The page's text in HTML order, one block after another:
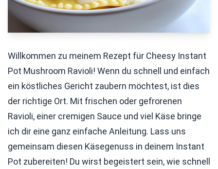
Willkommen zu meinem Rezept für Cheesy Instant
Pot Mushroom Ravioli! Wenn du schnell und einfach
ein köstliches Gericht zaubern möchtest, ist dies
der richtige Ort. Mit frischen oder gefrorenen
Ravioli, einer cremigen Sauce und viel Käse bringe
ich dir eine ganz einfache Anleitung. Lass uns
gemeinsam diesen Käsegenuss in deinem Instant
Pot zubereiten! Du wirst begeistert sein, wie schnell